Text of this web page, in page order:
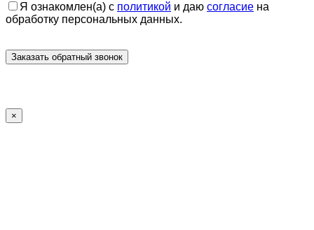
Я ознакомлен(а) с политикой и даю согласие на
обработку персональных данных.
×